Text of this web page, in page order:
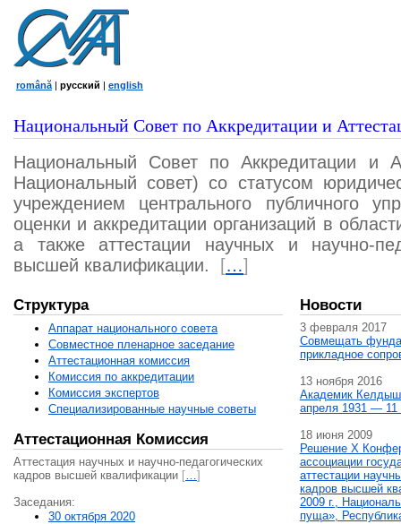
română | русский | english
Национальный Совет по Аккредитации и
Национальный Совет по Аккредитации и
Национальный совет) со статусом
учреждением центрального публичного
оценки и аккредитации организаций в
а также аттестации научных и научно-
высшей квалификации.
[…]
Структура
Аппарат национального совета
Совместное пленарное заседание
Аттестационная комисcия
Комиссия по аккредитации
Комиссия экспертов
Специализированные научные советы
Аттестационная Комиссия
Аттестация научных и научно-педагогических
кадров высшей квалификации […]
Заседания:
30 октября 2020
Новости
3 февраля 2017
Совмещать
прикладное
13 ноября 2016
Академик
апреля 1931 — 11
18 июня 2009
Решение X
ассоциации
аттестации
кадров высшей
2009 г.,
пуща»,